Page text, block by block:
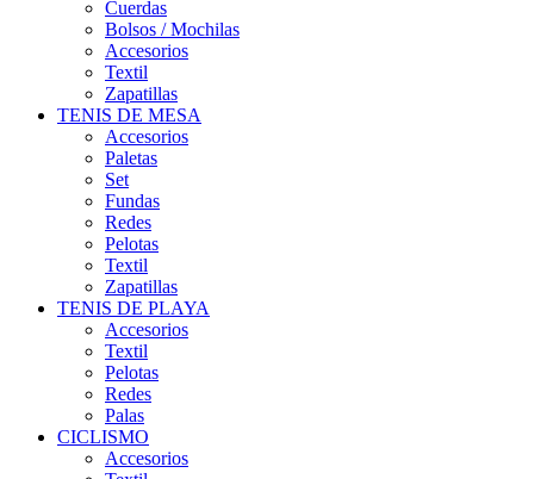
Cuerdas
Bolsos / Mochilas
Accesorios
Textil
Zapatillas
TENIS DE MESA
Accesorios
Paletas
Set
Fundas
Redes
Pelotas
Textil
Zapatillas
TENIS DE PLAYA
Accesorios
Textil
Pelotas
Redes
Palas
CICLISMO
Accesorios